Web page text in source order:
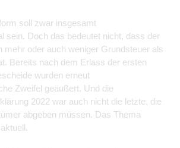
soll zwar insgesamt
sein. Doch das bedeutet nicht, dass der
mehr oder auch weniger Grundsteuer als
Bereits nach dem Erlass der ersten
wurden erneut
Zweifel geäußert. Und die
2022 war auch nicht die letzte, die
abgeben müssen. Das Thema